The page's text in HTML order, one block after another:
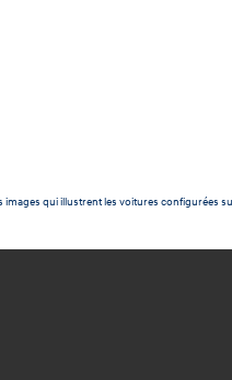
images qui illustrent les voitures configurées